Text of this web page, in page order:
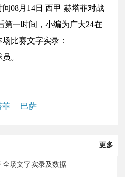
08月14日 西甲 赫塔菲对战
第一时间，小编为广大24在
比赛文字实录：
。
菲 巴萨
更多
全场文字实录及数据